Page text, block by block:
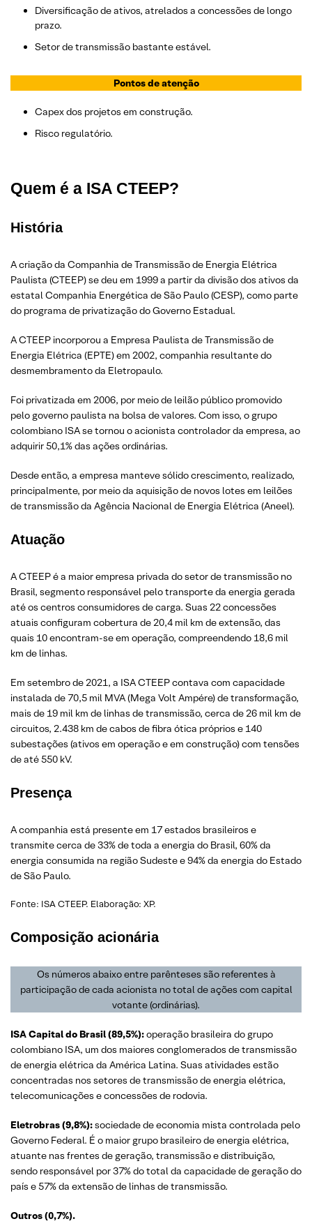
Diversificação de ativos, atrelados a concessões de longo
prazo.
Setor de transmissão bastante estável.
Pontos de atenção
Capex dos projetos em construção.
Risco regulatório.
Quem é a ISA CTEEP?
História
A criação da Companhia de Transmissão de Energia Elétrica
Paulista (CTEEP) se deu em 1999 a partir da divisão dos ativos da
estatal Companhia Energética de São Paulo (CESP), como parte
do programa de privatização do Governo Estadual.
A CTEEP incorporou a Empresa Paulista de Transmissão de
Energia Elétrica (EPTE) em 2002, companhia resultante do
desmembramento da Eletropaulo.
Foi privatizada em 2006, por meio de leilão público promovido
pelo governo paulista na bolsa de valores. Com isso, o grupo
colombiano ISA se tornou o acionista controlador da empresa, ao
adquirir 50,1% das ações ordinárias.
Desde então, a empresa manteve sólido crescimento, realizado,
principalmente, por meio da aquisição de novos lotes em leilões
de transmissão da Agência Nacional de Energia Elétrica (Aneel).
Atuação
A CTEEP é a maior empresa privada do setor de transmissão no
Brasil, segmento responsável pelo transporte da energia gerada
até os centros consumidores de carga. Suas 22 concessões
atuais configuram cobertura de 20,4 mil km de extensão, das
quais 10 encontram-se em operação, compreendendo 18,6 mil
km de linhas.
Em setembro de 2021, a ISA CTEEP contava com capacidade
instalada de 70,5 mil MVA (Mega Volt Ampére) de transformação,
mais de 19 mil km de linhas de transmissão, cerca de 26 mil km de
circuitos, 2.438 km de cabos de fibra ótica próprios e 140
subestações (ativos em operação e em construção) com tensões
de até 550 kV.
Presença
A companhia está presente em 17 estados brasileiros e
transmite cerca de 33% de toda a energia do Brasil, 60% da
energia consumida na região Sudeste e 94% da energia do Estado
de São Paulo.
Fonte: ISA CTEEP. Elaboração: XP.
Composição acionária
Os números abaixo entre parênteses são referentes à
participação de cada acionista no total de ações com capital
votante (ordinárias).
ISA Capital do Brasil (89,5%):operação brasileira do grupo
colombiano ISA, um dos maiores conglomerados de transmissão
de energia elétrica da América Latina. Suas atividades estão
concentradas nos setores de transmissão de energia elétrica,
telecomunicações e concessões de rodovia.
Eletrobras (9,8%):sociedade de economia mista controlada pelo
Governo Federal. É o maior grupo brasileiro de energia elétrica,
atuante nas frentes de geração, transmissão e distribuição,
sendo responsável por 37% do total da capacidade de geração do
país e 57% da extensão de linhas de transmissão.
Outros (0,7%).